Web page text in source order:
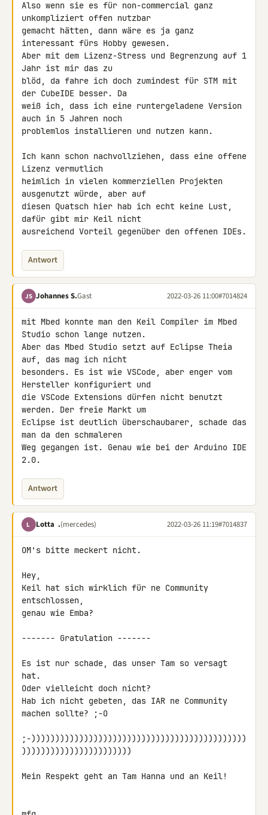
Also wenn sie es für non-commercial ganz
unkompliziert offen nutzbar
gemacht hätten, dann wäre es ja ganz
interessant fürs Hobby gewesen.
Aber mit dem Lizenz-Stress und Begrenzung auf 1
Jahr ist mir das zu
blöd, da fahre ich doch zumindest für STM mit
der CubeIDE besser. Da
weiß ich, dass ich eine runtergeladene Version
auch in 5 Jahren noch
problemlos installieren und nutzen kann.
Ich kann schon nachvollziehen, dass eine offene
Lizenz vermutlich
heimlich in vielen kommerziellen Projekten
ausgenutzt würde, aber auf
diesen Quatsch hier hab ich echt keine Lust,
dafür gibt mir Keil nicht
ausreichend Vorteil gegenüber den offenen IDEs.
Antwort
JS Johannes S.Gast 2022-03-26 11:00#7014824
mit Mbed konnte man den Keil Compiler im Mbed
Studio schon lange nutzen.
Aber das Mbed Studio setzt auf Eclipse Theia
auf, das mag ich nicht
besonders. Es ist wie VSCode, aber enger vom
Hersteller konfiguriert und
die VSCode Extensions dürfen nicht benutzt
werden. Der freie Markt um
Eclipse ist deutlich überschaubarer, schade das
man da den schmaleren
Weg gegangen ist. Genau wie bei der Arduino IDE
2.0.
Antwort
L Lotta .(mercedes) 2022-03-26 11:19#7014837
OM's bitte meckert nicht.
Hey,
Keil hat sich wirklich für ne Community
entschlossen,
genau wie Emba?
------- Gratulation -------
Es ist nur schade, das unser Tam so versagt
hat.
Oder vielleicht doch nicht?
Hab ich nicht gebeten, das IAR ne Community
machen sollte? ;-O
;-)))))))))))))))))))))))))))))))))))))))))))))
)))))))))))))))))))))))
Mein Respekt geht an Tam Hanna und an Keil!